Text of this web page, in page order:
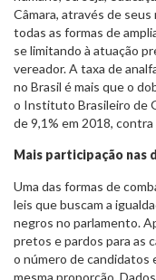
Câmara, através de
todas as formas de
se limitando à atuação
vereador. A taxa de
no Brasil é mais que o
o Instituto Brasileiro de
de 9,1% em 2018,
Mais participação nas
Uma das formas de
leis que buscam a
negros no parlamento.
pretos e pardos para as
o número de
mesma proporção.